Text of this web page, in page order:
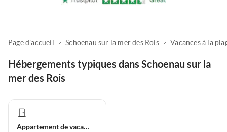
Page d'accueil Schoenau sur la mer des Rois Vacances à la
Hébergements typiques dans Schoenau sur la
mer des Rois
Appartement de vacances